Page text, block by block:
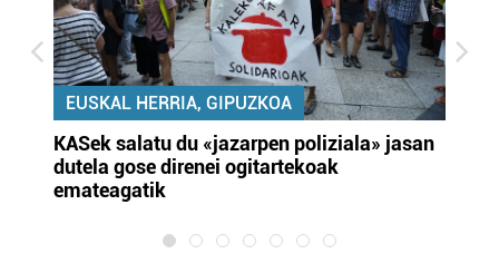
EUSKAL HERRIA, GIPUZKOA
KASek salatu du «jazarpen poliziala» jasan
dutela gose direnei ogitartekoak
emateagatik